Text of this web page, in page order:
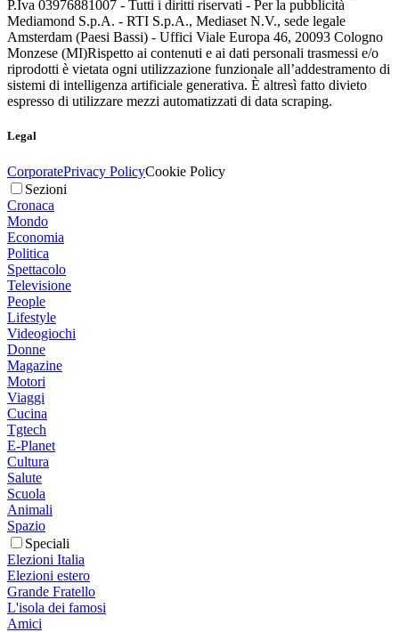
P.Iva 03976881007 - Tutti i diritti riservati - Per la pubblicità
Mediamond S.p.A. - RTI S.p.A., Mediaset N.V., sede legale
Amsterdam (Paesi Bassi) - Uffici Viale Europa 46, 20093 Cologno
Monzese (MI)Rispetto ai contenuti e ai dati personali trasmessi e/o
riprodotti è vietata ogni utilizzazione funzionale all’addestramento di
sistemi di intelligenza artificiale generativa. È altresì fatto divieto
espresso di utilizzare mezzi automatizzati di data scraping.
Legal
CorporatePrivacy PolicyCookie Policy
Sezioni
Cronaca
Mondo
Economia
Politica
Spettacolo
Televisione
People
Lifestyle
Videogiochi
Donne
Magazine
Motori
Viaggi
Cucina
Tgtech
E-Planet
Cultura
Salute
Scuola
Animali
Spazio
Speciali
Elezioni Italia
Elezioni estero
Grande Fratello
L'isola dei famosi
Amici